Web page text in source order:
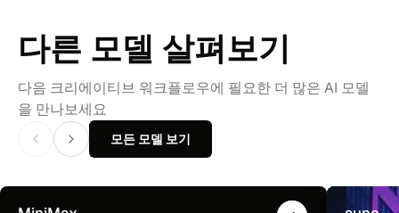
다른 모델 살펴보기
다음 크리에이티브 워크플로우에 필요한 더 많은 AI 모델
을 만나보세요
모든 모델 보기